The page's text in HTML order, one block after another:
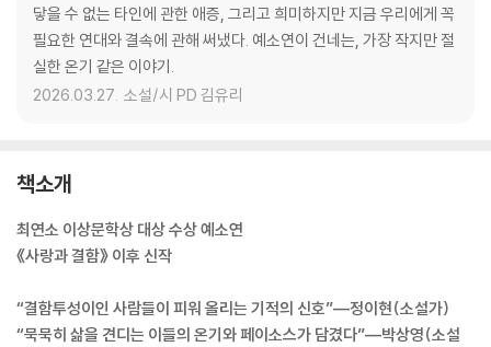
닿을 수 없는 타인에 관한 애증, 그리고 희미하지만 지금 우리에게 꼭
필요한 연대와 결속에 관해 써냈다. 예소연이 건네는, 가장 작지만 절
실한 온기 같은 이야기.
2026.03.27. 소설/시 PD 김유리
책소개
최연소 이상문학상 대상 수상 예소연
《사랑과 결함》 이후 신작
“결함투성이인 사람들이 피워 올리는 기적의 신호”―정이현(소설가)
“묵묵히 삶을 견디는 이들의 온기와 페이소스가 담겼다”―박상영(소설